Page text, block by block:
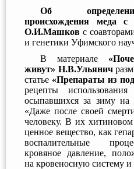
Об
происхождения меда
О.И.Машков с
и генетики Уфимского
В материале
живут» Н.В.Ульянич
статье «Препараты из
рецепты
осыпавшихся за зиму на
«Даже после своей
человеку. В их хитиновом
ценное вещество, как
воспалительные
кровяное давление,
на кровеносную систему